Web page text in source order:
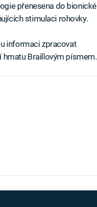
přenesena do bionické
stimulaci rohovky.
informaci zpracovat
Braillovým písmem.